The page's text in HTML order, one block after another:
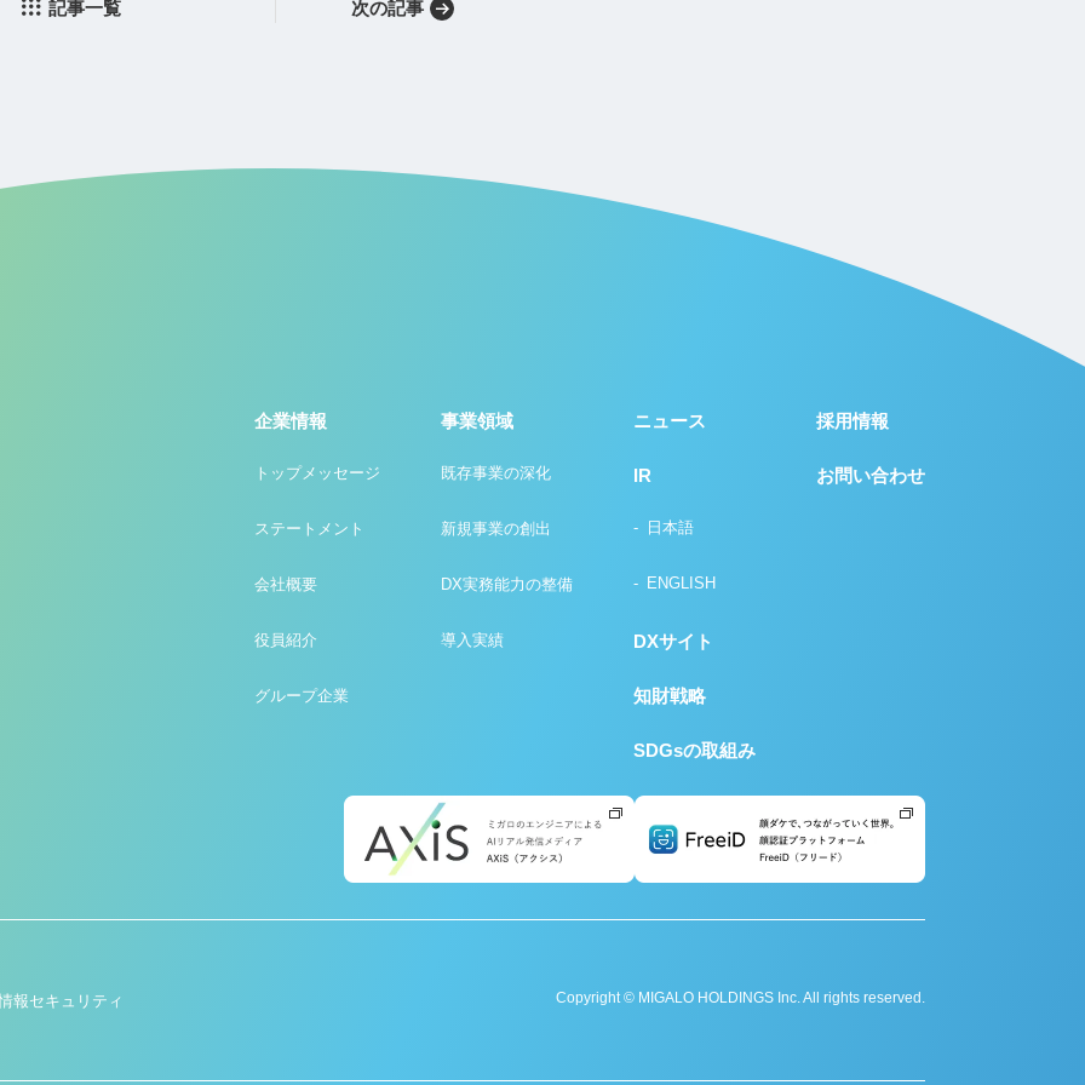
記事一覧 次の記事
企業情報
トップメッセージ
ステートメント
会社概要
役員紹介
グループ企業
事業領域
既存事業の深化
新規事業の創出
DX実務能力の整備
導入実績
ニュース
IR
日本語
ENGLISH
DXサイト
知財戦略
SDGsの取組み
採用情報
お問い合わせ
報セキュリティ Copyright © MIGALO HOLDINGS Inc. All rights reserved.